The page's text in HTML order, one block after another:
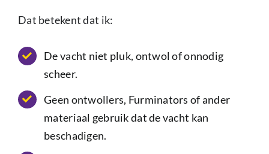
Dat betekent dat ik:
De vacht niet pluk, ontwol of onnodig
scheer.
Geen ontwollers, Furminators of ander
materiaal gebruik dat de vacht kan
beschadigen.